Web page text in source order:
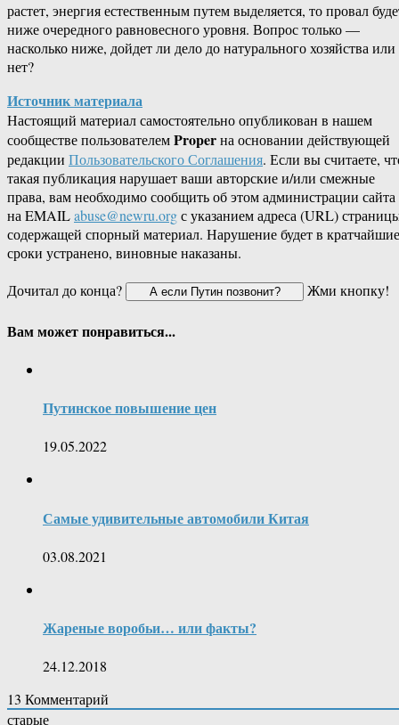
растет, энергия естественным путем выделяется, то провал
ниже очередного равновесного уровня. Вопрос только —
насколько ниже, дойдет ли дело до натурального хозяйства или
нет?
Источник материала
Настоящий материал самостоятельно опубликован в нашем
сообществе пользователемProperна основании действующей
редакции Пользовательского Соглашения. Если вы считаете,
такая публикация нарушает ваши авторские и/или смежные
права, вам необходимо сообщить об этом администрации сайта
на EMAILabuse@newru.orgс указанием адреса (URL)
содержащей спорный материал. Нарушение будет в кратчайшие
сроки устранено, виновные наказаны.
Дочитал до конца?
Жми кнопку!
Вам может понравиться...
Путинское повышение цен
19.05.2022
Самые удивительные автомобили Китая
03.08.2021
Жареные воробьи… или факты?
24.12.2018
13 Комментарий
старые